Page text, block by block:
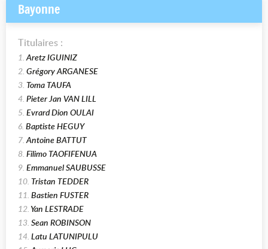
Bayonne
Titulaires :
1.Aretz IGUINIZ
2. Grégory ARGANESE
3. Toma TAUFA
4. Pieter Jan VAN LILL
5. Evrard Dion OULAI
6. Baptiste HEGUY
7.Antoine BATTUT
8. Filimo TAOFIFENUA
9. Emmanuel SAUBUSSE
10. Tristan TEDDER
11. Bastien FUSTER
12.Yan LESTRADE
13. Sean ROBINSON
14. Latu LATUNIPULU